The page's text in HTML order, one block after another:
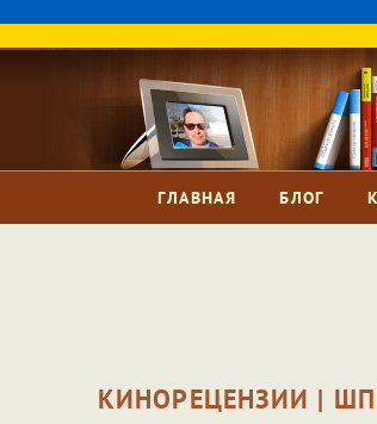
ГЛАВНАЯ БЛОГ
КИНОРЕЦЕНЗИИ |